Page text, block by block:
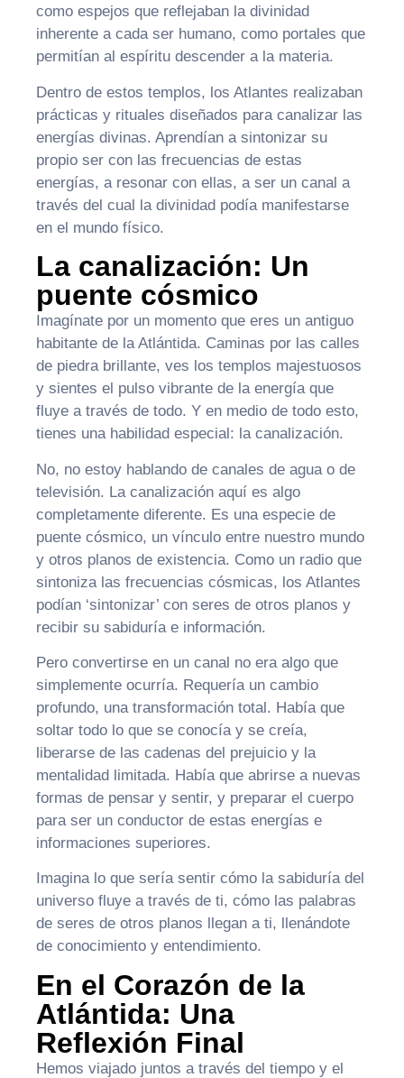
como espejos que reflejaban la divinidad
inherente a cada ser humano, como portales que
permitían al espíritu descender a la materia.
Dentro de estos templos, los Atlantes realizaban
prácticas y rituales diseñados para canalizar las
energías divinas. Aprendían a sintonizar su
propio ser con las frecuencias de estas
energías, a resonar con ellas, a ser un canal a
través del cual la divinidad podía manifestarse
en el mundo físico.
La canalización: Un
puente cósmico
Imagínate por un momento que eres un antiguo
habitante de la Atlántida. Caminas por las calles
de piedra brillante, ves los templos majestuosos
y sientes el pulso vibrante de la energía que
fluye a través de todo. Y en medio de todo esto,
tienes una habilidad especial: la canalización.
No, no estoy hablando de canales de agua o de
televisión. La canalización aquí es algo
completamente diferente. Es una especie de
puente cósmico, un vínculo entre nuestro mundo
y otros planos de existencia. Como un radio que
sintoniza las frecuencias cósmicas, los Atlantes
podían ‘sintonizar’ con seres de otros planos y
recibir su sabiduría e información.
Pero convertirse en un canal no era algo que
simplemente ocurría. Requería un cambio
profundo, una transformación total. Había que
soltar todo lo que se conocía y se creía,
liberarse de las cadenas del prejuicio y la
mentalidad limitada. Había que abrirse a nuevas
formas de pensar y sentir, y preparar el cuerpo
para ser un conductor de estas energías e
informaciones superiores.
Imagina lo que sería sentir cómo la sabiduría del
universo fluye a través de ti, cómo las palabras
de seres de otros planos llegan a ti, llenándote
de conocimiento y entendimiento.
En el Corazón de la
Atlántida: Una
Reflexión Final
Hemos viajado juntos a través del tiempo y el